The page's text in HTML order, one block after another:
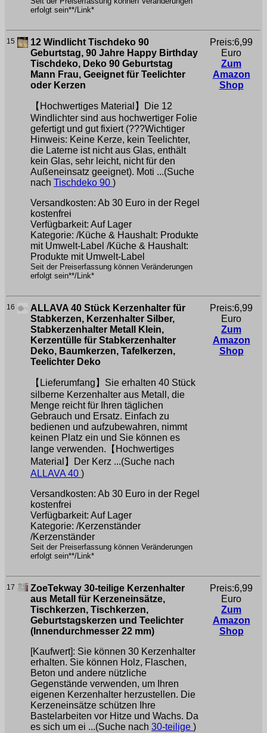
erfolgt sein**/Link*
15
12 Windlicht Tischdeko 90
Geburtstag, 90 Jahre Happy Birthday
Tischdeko, Deko 90 Geburtstag
Mann Frau, Geeignet für Teelichter
oder Kerzen
【Hochwertiges Material】Die 12
Windlichter sind aus hochwertiger Folie
gefertigt und gut fixiert (???Wichtiger
Hinweis: Keine Kerze, kein Teelichter,
die Laterne ist nicht aus Glas, enthält
kein Glas, sehr leicht, nicht für den
Außeneinsatz geeignet). Moti ...(Suche
nach Tischdeko 90 )
Versandkosten: Ab 30 Euro in der Regel
kostenfrei
Verfügbarkeit: Auf Lager
Kategorie: /Küche & Haushalt: Produkte
mit Umwelt-Label /Küche & Haushalt:
Produkte mit Umwelt-Label
Seit der Preiserfassung können Veränderungen
erfolgt sein**/Link*
Preis:6,99
Euro
Zum
Amazon
Shop
16
ALLAVA 40 Stück Kerzenhalter für
Stabkerzen, Kerzenhalter Silber,
Stabkerzenhalter Metall Klein,
Kerzentülle für Stabkerzenhalter
Deko, Baumkerzen, Tafelkerzen,
Teelichter Deko
【Lieferumfang】Sie erhalten 40 Stück
silberne Kerzenhalter aus Metall, die
Menge reicht für Ihren täglichen
Gebrauch und Ersatz. Einfach zu
bedienen und aufzubewahren, nimmt
keinen Platz ein und Sie können es
lange verwenden.【Hochwertiges
Material】Der Kerz ...(Suche nach
ALLAVA 40 )
Versandkosten: Ab 30 Euro in der Regel
kostenfrei
Verfügbarkeit: Auf Lager
Kategorie: /Kerzenständer
/Kerzenständer
Seit der Preiserfassung können Veränderungen
erfolgt sein**/Link*
Preis:6,99
Euro
Zum
Amazon
Shop
17
ZoeTekway 30-teilige Kerzenhalter
aus Metall für Kerzeneinsätze,
Tischkerzen, Tischkerzen,
Geburtstagskerzen und Teelichter
(Innendurchmesser 22 mm)
[Kaufwert]: Sie können 30 Kerzenhalter
erhalten. Sie können Holz, Flaschen,
Beton und andere nützliche
Gegenstände verwenden, um Ihren
eigenen Kerzenhalter herzustellen. Die
Kerzeneinsätze schützen Ihre
Bastelarbeiten vor Hitze und Wachs. Da
es sich um ei ...(Suche nach 30-teilige )
Preis:6,99
Euro
Zum
Amazon
Shop